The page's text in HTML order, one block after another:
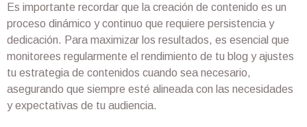
Es importante recordar que la creación de contenido es un
proceso dinámico y continuo que requiere persistencia y
dedicación. Para maximizar los resultados, es esencial que
monitorees regularmente el rendimiento de tu blog y ajustes
tu estrategia de contenidos cuando sea necesario,
asegurando que siempre esté alineada con las necesidades
y expectativas de tu audiencia.